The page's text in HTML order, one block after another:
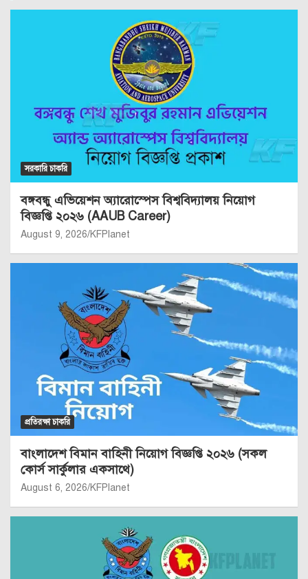
সরকারি চাকরি
বঙ্গবন্ধু এভিয়েশন অ্যারোস্পেস বিশ্ববিদ্যালয় নিয়োগ
বিজ্ঞপ্তি ২০২৬ (AAUB Career)
August 9, 2026 KFPlanet
প্রতিরক্ষা চাকরি
বাংলাদেশ বিমান বাহিনী নিয়োগ বিজ্ঞপ্তি ২০২৬ (সকল
কোর্স সার্কুলার একসাথে)
August 6, 2026 KFPlanet